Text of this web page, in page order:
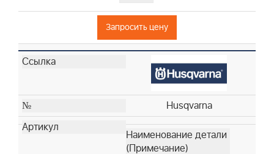
Husqvarna
Husqvarna
Husqvarna
Husqvarna
Husqvarna
Husqvarna
Husqvarna
Husqvarna
Запросить цену
Husqvarna